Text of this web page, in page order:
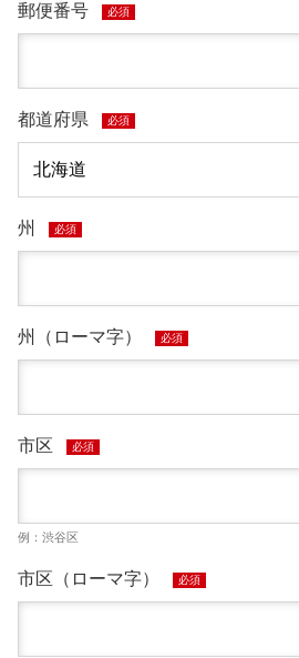
郵便番号 必須
都道府県 必須
州 必須
州（ローマ字） 必須
市区 必須
例：渋谷区
市区（ローマ字） 必須